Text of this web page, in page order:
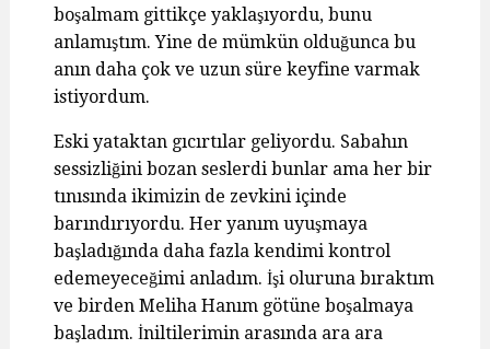
boşalmam gittikçe yaklaşıyordu, bunu
anlamıştım. Yine de mümkün olduğunca bu
anın daha çok ve uzun süre keyfine varmak
istiyordum.
Eski yataktan gıcırtılar geliyordu. Sabahın
sessizliğini bozan seslerdi bunlar ama her bir
tınısında ikimizin de zevkini içinde
barındırıyordu. Her yanım uyuşmaya
başladığında daha fazla kendimi kontrol
edemeyeceğimi anladım. İşi oluruna bıraktım
ve birden Meliha Hanım götüne boşalmaya
başladım. İniltilerimin arasında ara ara